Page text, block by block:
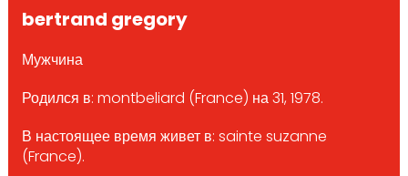
bertrand gregory
Мужчина
Родился в: montbeliard (France) на 31, 1978.
В настоящее время живет в: sainte suzanne
(France).